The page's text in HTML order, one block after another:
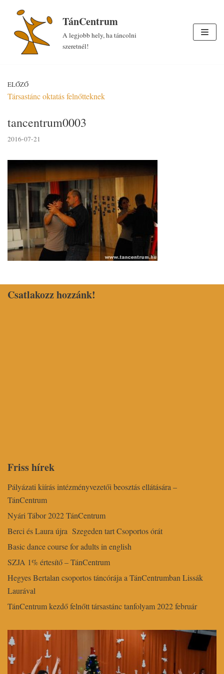
Skip
content
TánCentrum
A legjobb hely, ha táncolni
szeretnél!
ELŐZŐ
Társastánc oktatás felnőtteknek
tancentrum0003
2016-07-21
Csatlakozz hozzánk!
Friss hírek
Pályázati kiírás intézményvezetői beosztás ellátására –
TánCentrum
Nyári Tábor 2022 TánCentrum
Berci és Laura újra Szegeden tart Csoportos órát
Basic dance course for adults in english
SZJA 1% értesítő – TánCentrum
Hegyes Bertalan csoportos táncórája a TánCentrumban Lissák
Laurával
TánCentrum kezdő felnőtt társastánc tanfolyam 2022 február